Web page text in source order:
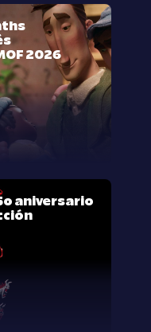
2026
aniversario